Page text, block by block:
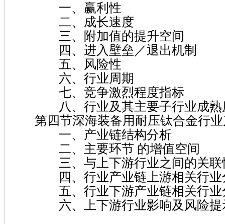
一、赢利性
二、成长速度
三、附加值的提升空间
四、进入壁垒／退出机制
五、风险性
六、行业周期
七、竞争激烈程度指标
八、行业及其主要子行业成熟
第四节深海装备用耐压钛合金行业
一、产业链结构分析
二、主要环节 的增值空间
三、与上下游行业之间的关联
四、行业产业链上游相关行业
五、行业下游产业链相关行业
六、上下游行业影响及风险提